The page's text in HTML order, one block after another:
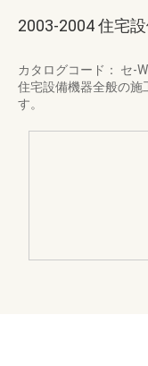
2003-2004 住宅
カタログコード： セ-
住宅設備機器全般の施
す。